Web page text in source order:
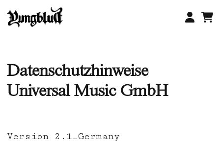
Inhalt
springen
Datenschutzhinweise
Universal Music GmbH
Version 2.1_Germany